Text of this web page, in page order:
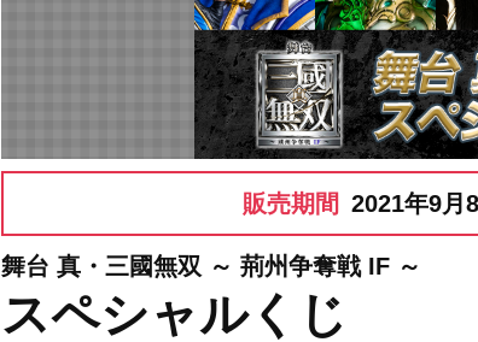
販売期間 2021年9月
舞台 真・三國無双 ～ 荊州争奪戦 IF ～
スペシャルくじ